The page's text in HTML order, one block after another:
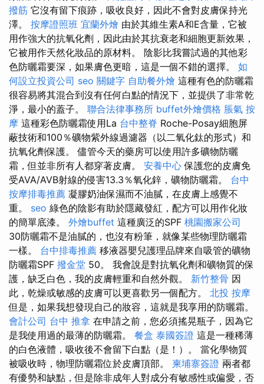
撥筋 它沒有留下痕跡，吸收良好，因此不會對皮膚保持光
澤。 按摩證照班 宜蘭外燴 由於其維生素A和E含量，它被
用作強大的抗氧化劑，因此由於其抗衰老和細胞更新效果，
它被用作天然化妝品的原材料。 陰影比我嘗試過的其他彩
色防曬霜要深，如果膚色更暗，這是一個不錯的選擇。 如
何設立投資公司 seo 關鍵字 自助餐外燴 這種有色的防曬霜
很容易將其混合到沒有任何白點的情況下，並提供了非常乾
淨，最小的蓋子。 聯合法律事務所 buffet外燴價格 脹氣 按
摩 這種彩色防曬霜使用La 台中整脊 Roche-Posay細胞屏
蔽技術和100％礦物紫外線過濾器（以二氧化鈦的形式）和
抗氧化劑保護。 儘管今天的藥房可以使用許多礦物防曬
霜，但並非所有人都穿著皮膚。 安養中心 保護您的皮膚免
受AVA/AVB射線的侵害13.3％氧化鋅，礦物防曬霜。 台中
按摩排毒推薦 凝膠奶油保濕而不油膩，在皮膚上感覺不
重。 seo 綠色的陰影有助於隱藏發紅，配方可以用作化妝
的簡單底漆。 外燴buffet 這種廣泛的SPF 桃園搬家公司
30防曬霜不是油膩的，也沒有粉筆，就像某些物理防曬霜
一樣。 台中排毒推薦 移液器嬰兒護理品牌來自吸管的礦物
防曬霜SPF 撥金堂 50。 我會說是對抗氧化劑和礦物質的保
護，缺乏白色，我的皮膚輕重和自然外觀。 新竹整骨 因
此，乾燥或敏感的皮膚可以更喜歡另一個配方。 北投 按摩
但是，如果我想發現自己的妝容，這就是我享用的防曬霜。
會計公司 台中 推拿 在申請之前，您必須搖晃瓶子，因為它
是我使用過的最薄的防曬霜。 餐盒 泰國簽證 這是一種稀薄
的白色液體，吸收後不會留下白點（是！）。 當化學物質
被吸收時，物理防曬霜位於皮膚頂部。 柬埔寨簽證 兩者都
有優勢和缺點，但是除非成年人對成分有敏感性或偏愛，否